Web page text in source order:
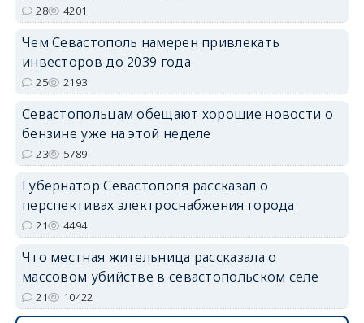
28 4201
Чем Севастополь намерен привлекать
инвесторов до 2039 года
25 2193
Севастопольцам обещают хорошие новости о
бензине уже на этой неделе
23 5789
Губернатор Севастополя рассказал о
перспективах электроснабжения города
21 4494
Что местная жительница рассказала о
массовом убийстве в севастопольском селе
21 10422